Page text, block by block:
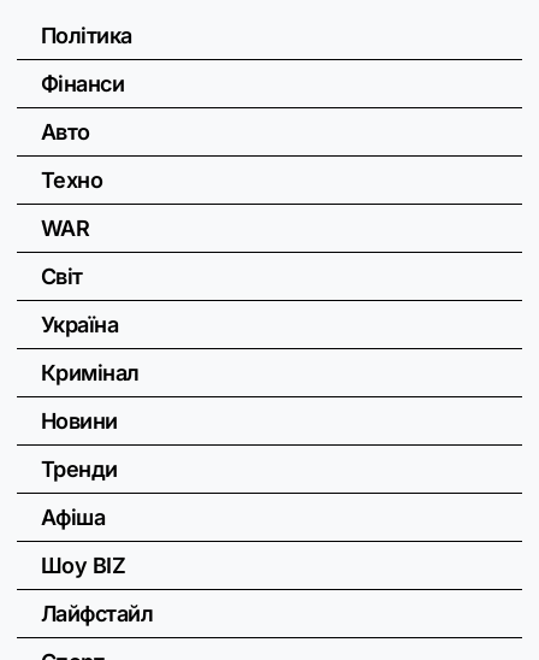
Політика
Фінанси
Авто
Техно
WAR
Світ
Україна
Кримінал
Новини
Тренди
Афіша
Шоу BIZ
Лайфстайл